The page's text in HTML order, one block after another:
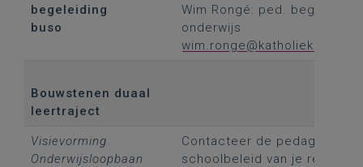
begeleiding
buso
Wim Rongé: ped. beg.
onderwijs
Bouwstenen duaal
leertraject
Visievorming
Onderwijsloopbaan
Contacteer de pedagogisch
schoolbeleid van je regio: